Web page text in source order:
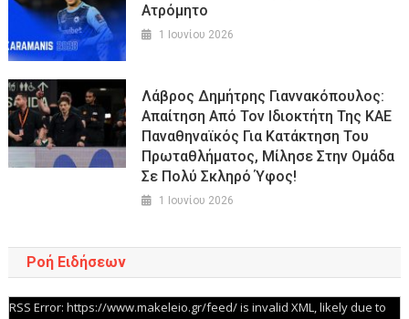
Ατρόμητο
1 Ιουνίου 2026
Λάβρος Δημήτρης Γιαννακόπουλος:
Απαίτηση Από Τον Ιδιοκτήτη Της ΚΑΕ
Παναθηναϊκός Για Κατάκτηση Του
Πρωταθλήματος, Μίλησε Στην Ομάδα
Σε Πολύ Σκληρό Ύφος!
1 Ιουνίου 2026
Ροή Ειδήσεων
RSS Error: https://www.makeleio.gr/feed/ is invalid XML, likely due to